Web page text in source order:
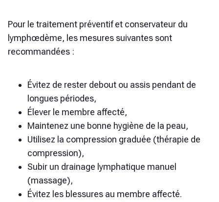
Pour le traitement préventif et conservateur du
lymphœdème, les mesures suivantes sont
recommandées :
Évitez de rester debout ou assis pendant de
longues périodes,
Élever le membre affecté,
Maintenez une bonne hygiène de la peau,
Utilisez la compression graduée (thérapie de
compression),
Subir un drainage lymphatique manuel
(massage),
Évitez les blessures au membre affecté.